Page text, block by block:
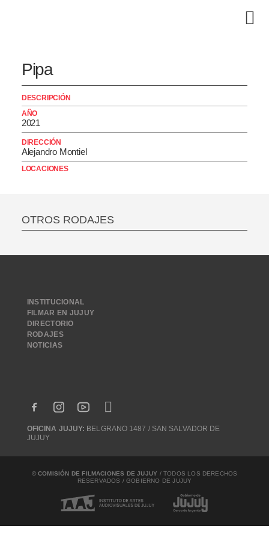
Pipa
DESCRIPCIÓN
AÑO
2021
DIRECCIÓN
Alejandro Montiel
LOCACIONES
OTROS RODAJES
INSTITUCIONAL
FILMAR EN JUJUY
DIRECTORIO
RODAJES
NOTICIAS
OFICINA JUJUY: BELGRANO 1487 / SAN SALVADOR DE
JUJUY
© COMISIÓN DE FILMACIONES DE JUJUY / TODOS LOS DERECHOS
RESERVADOS / GOBIERNO DE JUJUY